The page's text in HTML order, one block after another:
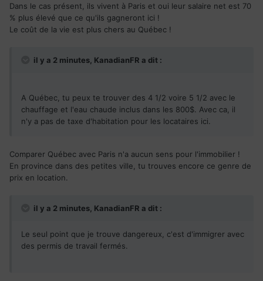
Dans le cas présent, ils vivent à Paris et oui leur salaire net est 70
% plus élevé que ce qu'ils gagneront ici !
Le coût de la vie est plus chers au Québec !
il y a 2 minutes, KanadianFR a dit :
A Québec, tu peux te trouver des 4 1/2 voire 5 1/2 avec le
chauffage et l'eau chaude inclus dans les 800$. Avec ca, il
n'y a pas de taxe d'habitation pour les locataires ici.
Comparer Québec avec Paris n'a aucun sens pour l'immobilier !
En province dans des petites ville, tu trouves encore ce genre de
prix en location.
il y a 2 minutes, KanadianFR a dit :
Le seul point que je trouve dangereux, c'est d'immigrer avec
des permis de travail fermés.